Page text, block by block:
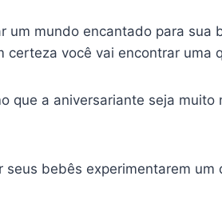
um mundo encantado para sua
certeza você vai encontrar uma
a aniversariante seja muito
bebês experimentarem um